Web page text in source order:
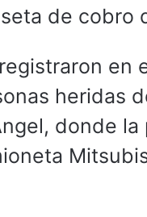
de cobro
en
heridas
donde